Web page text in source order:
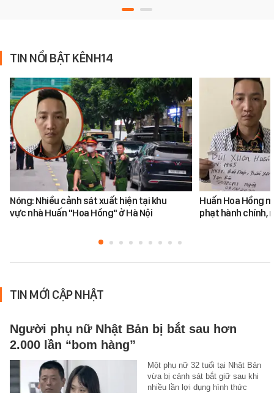
TIN NỔI BẬT KÊNH14
Nóng: Nhiều cảnh sát xuất hiện tại khu
vực nhà Huấn "Hoa Hồng" ở Hà Nội
Huấn Hoa Hồng
phạt hành chính,
TIN MỚI CẬP NHẬT
Người phụ nữ Nhật Bản bị bắt sau hơn
2.000 lần “bom hàng”
Một phụ nữ 32 tuổi tại Nhật Bản
vừa bị cảnh sát bắt giữ sau khi
nhiều lần lợi dụng hình thức